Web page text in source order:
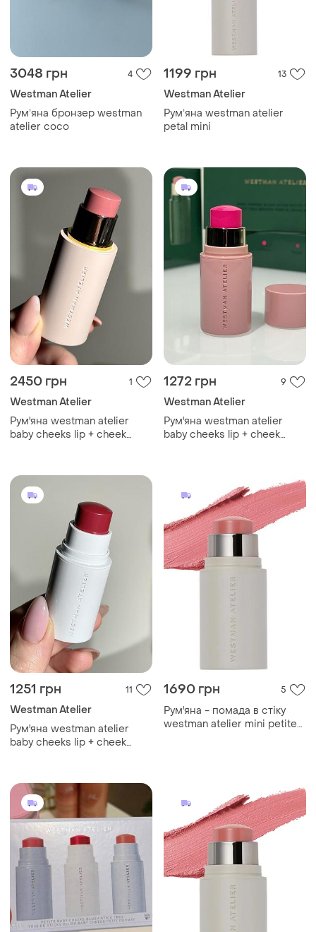
3048 грн 4
Westman Atelier
Румʼяна бронзер westman
atelier coco
1199 грн 13
Westman Atelier
Румʼяна westman atelier
petal mini
2450 грн 1
Westman Atelier
Рум'яна westman atelier
baby cheeks lip + cheek
1272 грн 9
Westman Atelier
Рум'яна westman atelier
baby cheeks lip + cheek
1251 грн 11
Westman Atelier
Рум'яна westman atelier
baby cheeks lip + cheek
1690 грн 5
Рум'яна - помада в стіку
westman atelier mini petite